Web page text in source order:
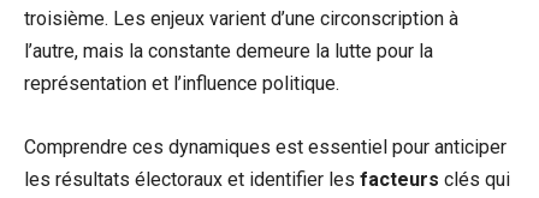
troisième. Les enjeux varient d’une circonscription à
l’autre, mais la constante demeure la lutte pour la
représentation et l’influence politique.
Comprendre ces dynamiques est essentiel pour anticiper
les résultats électoraux et identifier les facteurs clés qui